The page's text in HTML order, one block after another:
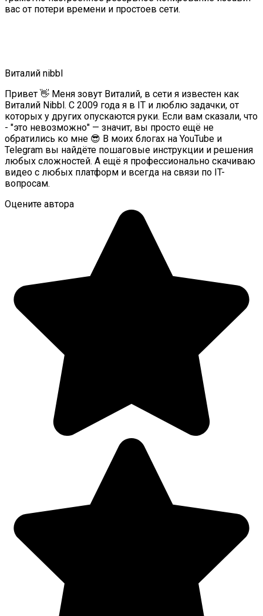
вас от потери времени и простоев сети.
Виталий nibbl
Привет 👋 Меня зовут Виталий, в сети я известен как
Виталий Nibbl. С 2009 года я в IT и люблю задачки, от
которых у других опускаются руки. Если вам сказали, что
- "это невозможно" — значит, вы просто ещё не
обратились ко мне 😎 В моих блогах на YouTube и
Telegram вы найдёте пошаговые инструкции и решения
любых сложностей. А ещё я профессионально скачиваю
видео с любых платформ и всегда на связи по IT-
вопросам.
Оцените автора